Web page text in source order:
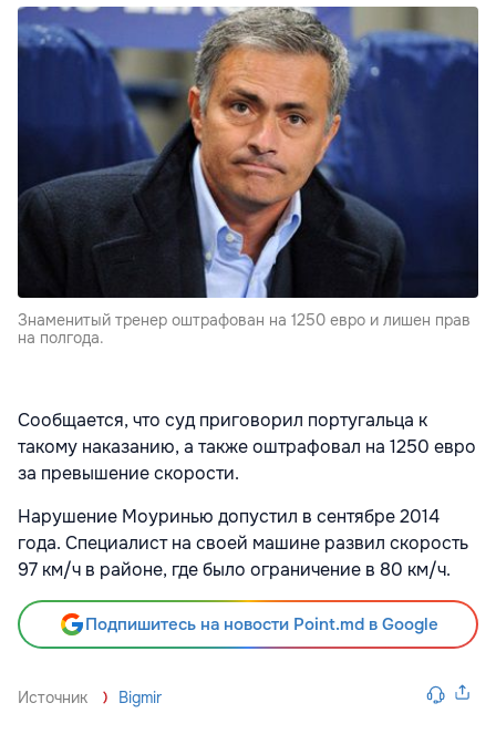
Знаменитый тренер оштрафован на 1250 евро и лишен прав
на полгода.
Сообщается, что суд приговорил португальца к
такому наказанию, а также оштрафовал на 1250 евро
за превышение скорости.
Нарушение Моуринью допустил в сентябре 2014
года. Специалист на своей машине развил скорость
97 км/ч в районе, где было ограничение в 80 км/ч.
Подпишитесь на новости Point.md в Google
Источник Bigmir